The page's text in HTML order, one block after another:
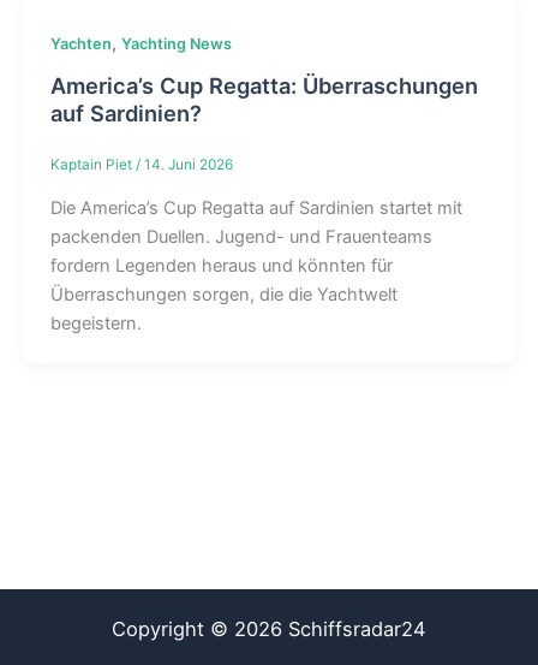
Yachten, Yachting News
America’s Cup Regatta: Überraschungen
auf Sardinien?
Kaptain Piet / 14. Juni 2026
Die America’s Cup Regatta auf Sardinien startet mit
packenden Duellen. Jugend- und Frauenteams
fordern Legenden heraus und könnten für
Überraschungen sorgen, die die Yachtwelt
begeistern.
Copyright © 2026 Schiffsradar24